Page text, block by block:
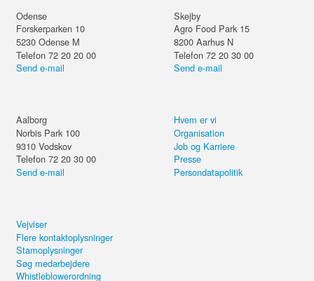
Odense
Forskerparken 10
5230 Odense M
Telefon 72 20 20 00
Send e-mail
Skejby
Agro Food Park 15
8200 Aarhus N
Telefon 72 20 30 00
Send e-mail
Aalborg
Norbis Park 100
9310 Vodskov
Telefon 72 20 30 00
Send e-mail
Hvem er vi
Organisation
Job og Karriere
Presse
Persondatapolitik
Vejviser
Flere kontaktoplysninger
Stamoplysninger
Søg medarbejdere
Whistleblowerordning